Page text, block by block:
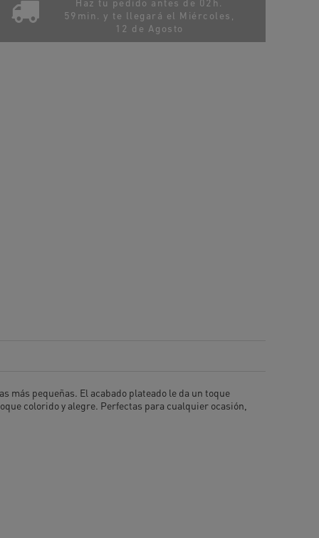
Haz tu pedido antes de 02h.
59min. y te llegará el Miércoles,
12 de Agosto
más pequeñas. El acabado plateado le da un toque
colorido y alegre. Perfectas para cualquier ocasión,